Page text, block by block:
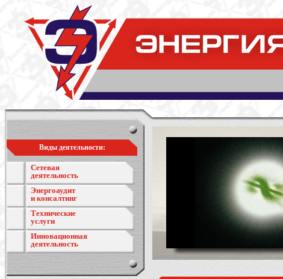
Виды деятельности:
Сетевая
деятельность
Энергоаудит
и консалтинг
Технические
услуги
Инновационная
деятельность